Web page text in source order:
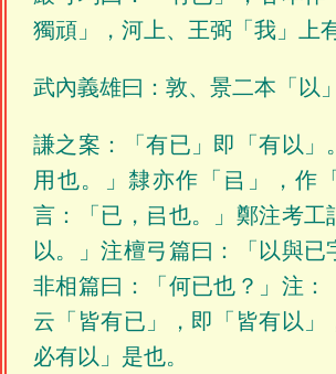
獨頑」，河上、王弼「我」上
武內義雄曰：敦、景二本「以
謙之案：「有已」即「有以」
用也。」隸亦作「㠯」，作
言：「已，㠯也。」鄭注考工
以。」注檀弓篇曰：「以與已
非相篇曰：「何已也？」注：
云「皆有已」，即「皆有以」
必有以」是也。